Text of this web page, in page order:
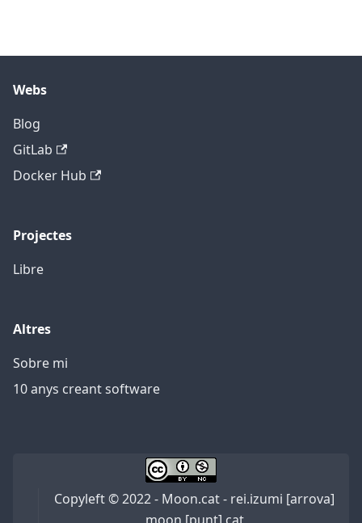
Webs
Blog
GitLab
Docker Hub
Projectes
Libre
Altres
Sobre mi
10 anys creant software
Copyleft © 2022 - Moon.cat - rei.izumi [arrova]